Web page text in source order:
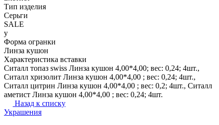
Тип изделия
Серьги
SALE
y
Форма огранки
Линза кушон
Характеристика вставки
Ситалл топаз swiss Линза кушон 4,00*4,00; вес: 0,24; 4шт.,
Ситалл хризолит Линза кушон 4,00*4,00 ; вес: 0,24; 4шт.,
Ситалл цитрин Линза кушон 4,00*4,00 ; вес: 0,2; 4шт., Ситалл
аметист Линза кушон 4,00*4,00 ; вес: 0,24; 4шт.
Назад к списку
Украшения